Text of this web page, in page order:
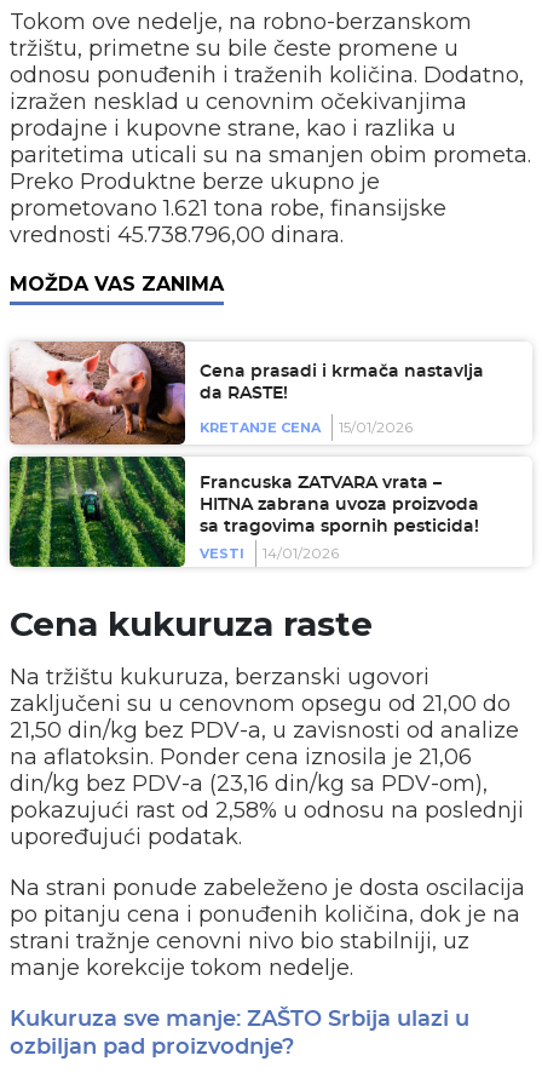
Tokom ove nedelje, na robno-berzanskom
tržištu, primetne su bile česte promene u
odnosu ponuđenih i traženih količina. Dodatno,
izražen nesklad u cenovnim očekivanjima
prodajne i kupovne strane, kao i razlika u
paritetima uticali su na smanjen obim prometa.
Preko Produktne berze ukupno je
prometovano 1.621 tona robe, finansijske
vrednosti 45.738.796,00 dinara.
MOŽDA VAS ZANIMA
Cena prasadi i krmača nastavlja
da RASTE!
KRETANJE CENA 15/01/2026
Francuska ZATVARA vrata –
HITNA zabrana uvoza proizvoda
sa tragovima spornih pesticida!
VESTI
14/01/2026
Cena kukuruza raste
Na tržištu kukuruza, berzanski ugovori
zaključeni su u cenovnom opsegu od 21,00 do
21,50 din/kg bez PDV-a, u zavisnosti od analize
na aflatoksin. Ponder cena iznosila je 21,06
din/kg bez PDV-a (23,16 din/kg sa PDV-om),
pokazujući rast od 2,58% u odnosu na poslednji
upoređujući podatak.
Na strani ponude zabeleženo je dosta oscilacija
po pitanju cena i ponuđenih količina, dok je na
strani tražnje cenovni nivo bio stabilniji, uz
manje korekcije tokom nedelje.
Kukuruza sve manje: ZAŠTO Srbija ulazi u
ozbiljan pad proizvodnje?